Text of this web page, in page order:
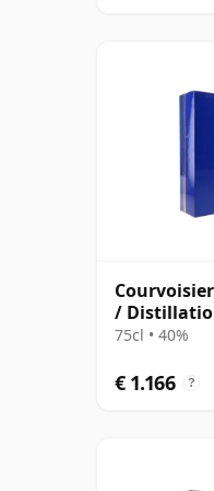
/
75cl • 40%
€ 1.166 ?